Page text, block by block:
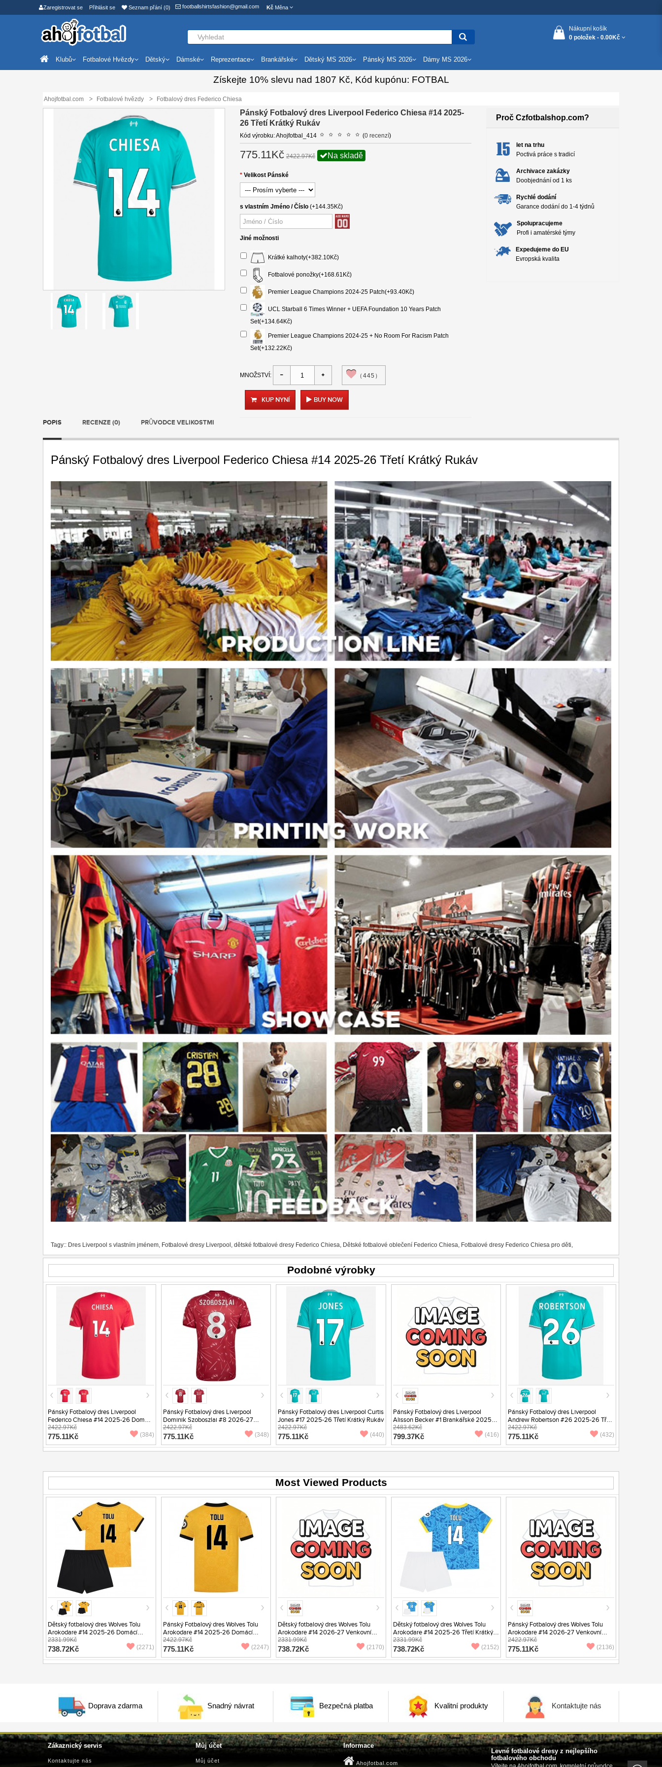
Zaregistrovat se Přihlásit se Seznam přání (0) footballshirtsfashion@gmail.com Kč Měna
Nákupní košík
0 položek - 0.00Kč
Klubů Fotbalové Hvězdy Dětský Dámské Reprezentace Brankářské Dětský MS 2026 Pánský MS 2026 Dámy MS 2026
Získejte 10%slevu nad 1807 Kč, Kód kupónu: FOTBAL
Ahojfotbal.com Fotbalové hvězdy Fotbalový dres Federico Chiesa
Pánský Fotbalový dres Liverpool Federico Chiesa #14 2025-
26 Třetí Krátký Rukáv
Kód výrobku: Ahojfotbal_414 (0 recenzí)
775.11Kč 2422.97Kč Na skladě
Velikost Pánské
s vlastním Jméno / Číslo(+144.35Kč)
Jiné možnosti
Krátké kalhoty(+382.10Kč)
Fotbalové ponožky(+168.61Kč)
Premier League Champions 2024-25 Patch(+93.40Kč)
UCL Starball 6 Times Winner + UEFA Foundation 10 Years Patch
Set(+134.64Kč)
Premier League Champions 2024-25 + No Room For Racism Patch
Set(+132.22Kč)
MNOŽSTVÍ: （445）
KUP NYNÍ BUY NOW
Proč Czfotbalshop.com?
let na trhu
Poctivá práce s tradicí
Archivace zakázky
Doobjednání od 1 ks
Rychlé dodání
Garance dodání do 1-4 týdnů
Spolupracujeme
Profi i amatérské týmy
Expedujeme do EU
Evropská kvalita
POPIS RECENZE (0) PRŮVODCE VELIKOSTMI
Pánský Fotbalový dres Liverpool Federico Chiesa #14 2025-26 Třetí Krátký Rukáv
Tagy:: Dres Liverpool s vlastním jménem, Fotbalové dresy Liverpool , dětské fotbalové dresy Federico Chiesa, Dětské fotbalové oblečení Federico Chiesa, Fotbalové dresy Federico Chiesa pro děti,
Podobné výrobky
Pánský Fotbalový dres Liverpool
Federico Chiesa #14 2025-26 Domácí
Krátký Rukáv
2422.97Kč
775.11Kč (384)
Pánský Fotbalový dres Liverpool
Dominik Szoboszlai #8 2026-27
Domácí Krátký Rukáv
2422.97Kč
775.11Kč (348)
Pánský Fotbalový dres Liverpool Curtis
Jones #17 2025-26 Třetí Krátký Rukáv
2422.97Kč
775.11Kč (440)
Pánský Fotbalový dres Liverpool
Alisson Becker #1 Brankářské 2025-
26 Venkovní Dlouhý Rukáv
2483.62Kč
799.37Kč (416)
Pánský Fotbalový dres Liverpool
Andrew Robertson #26 2025-26 Třetí
Krátký Rukáv
2422.97Kč
775.11Kč (432)
Most Viewed Products
Dětský fotbalový dres Wolves Tolu
Arokodare #14 2025-26 Domácí
Krátký Rukáv (+ trenýrky)
2331.99Kč
738.72Kč (2271)
Pánský Fotbalový dres Wolves Tolu
Arokodare #14 2025-26 Domácí
Krátký Rukáv
2422.97Kč
775.11Kč (2247)
Dětský fotbalový dres Wolves Tolu
Arokodare #14 2026-27 Venkovní
Krátký Rukáv (+ trenýrky)
2331.99Kč
738.72Kč (2170)
Dětský fotbalový dres Wolves Tolu
Arokodare #14 2025-26 Třetí Krátký
Rukáv (+ trenýrky)
2331.99Kč
738.72Kč (2152)
Pánský Fotbalový dres Wolves Tolu
Arokodare #14 2026-27 Venkovní
Krátký Rukáv
2422.97Kč
775.11Kč (2136)
Doprava zdarma Snadný návrat Bezpečná platba Kvalitní produkty Kontaktujte nás
Zákaznický servis
Kontaktujte nás
Můj účet
Můj účet
Informace
Ahojfotbal.com
Levné fotbalové dresy z nejlepšího
fotbalového obchodu